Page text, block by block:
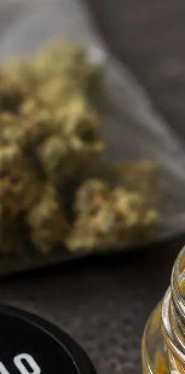
Viaggi e Turismo
Festività